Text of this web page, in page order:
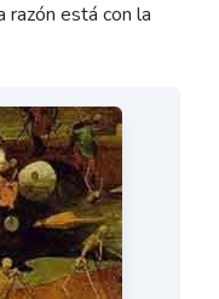
razón está con la